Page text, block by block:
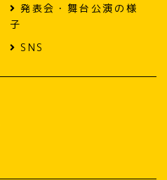
発表会・舞台公演の様
子
SNS